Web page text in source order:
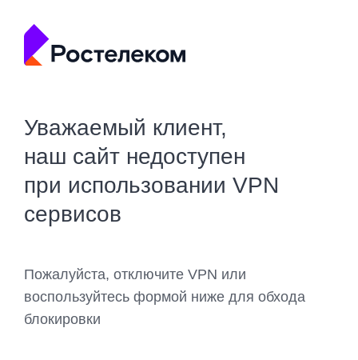
Уважаемый клиент,
наш сайт недоступен
при использовании VPN
сервисов
Пожалуйста, отключите VPN или
воспользуйтесь формой ниже для обхода
блокировки